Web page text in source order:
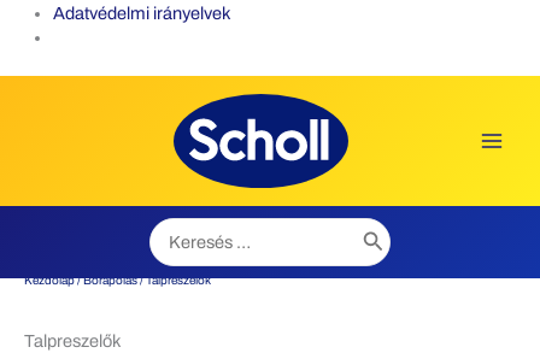
Adatvédelmi irányelvek
Search
for:
Kezdőlap/Bőrápolás/ Talpreszelők
Talpreszelők